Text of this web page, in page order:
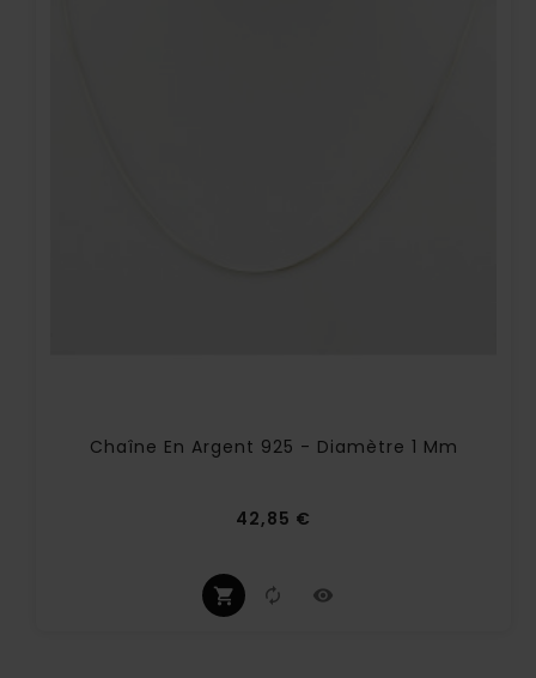
Chaîne En Argent 925 - Diamètre 1 Mm
42,85 €